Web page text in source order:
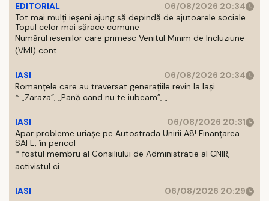
EDITORIAL
06/08/2026 20:34
Tot mai mulți ieșeni ajung să depindă de ajutoarele sociale.
Topul celor mai sărace comune
Numărul iesenilor care primesc Venitul Minim de Incluziune
(VMI) cont ...
IASI
06/08/2026 20:34
Romanțele care au traversat generațiile revin la Iași
* „Zaraza”, „Pană cand nu te iubeam”, „ ...
IASI
06/08/2026 20:31
Apar probleme uriașe pe Autostrada Unirii A8! Finanțarea
SAFE, în pericol
* fostul membru al Consiliului de Administratie al CNIR,
activistul ci ...
IASI 06/08/2026 20:29